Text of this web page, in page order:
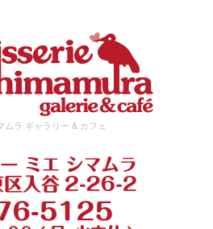
ムラ ギャラリー & カフェ